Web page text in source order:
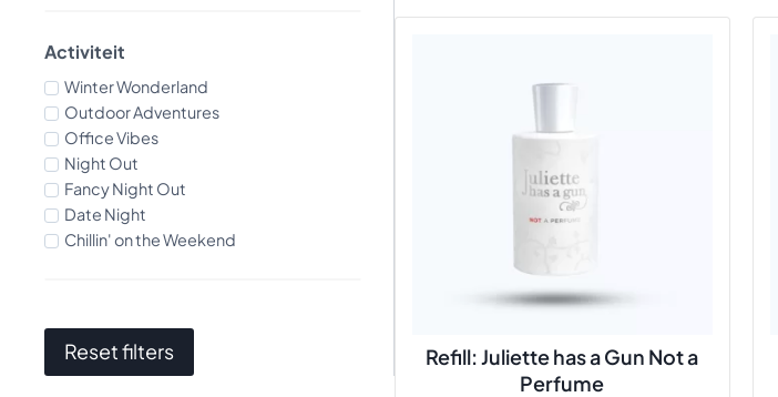
Activiteit
Winter Wonderland
Outdoor Adventures
Office Vibes
Night Out
Fancy Night Out
Date Night
Chillin' on the Weekend
Reset filters
Refill: Juliette has a Gun Not a
Perfume